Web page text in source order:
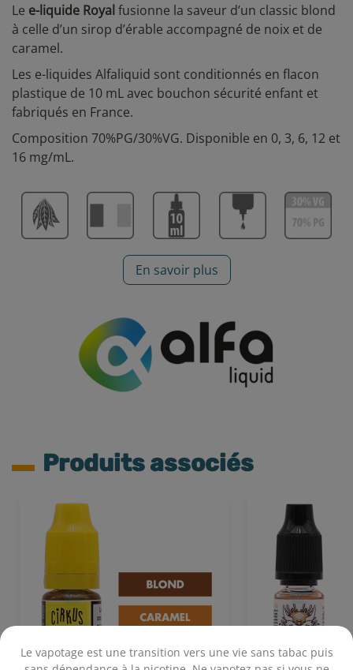
Le vapotage est une transition vers une vie sans tabac puis
Le e-liquide Royal fusionne la saveur d’un classic blond
à celle d’un sirop d’érable accompagné de noix et de
caramel.
Les e-liquides Alfaliquid sont conditionnés en flacon
plastique de 10 mL avec bouchon sécurité enfant et
fabriqués en France.
Composition 70%PG/30%VG. Disponible en 0, 3, 6, 12 et
16 mg/mL.
En savoir plus
Produits associés